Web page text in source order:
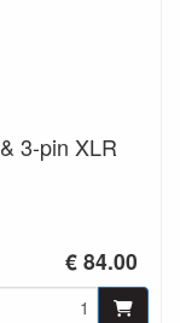
3-pin XLR
€ 84.00